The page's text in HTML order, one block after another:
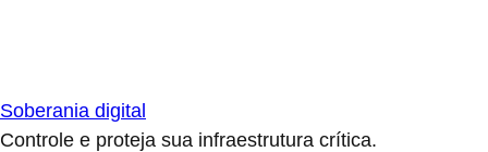
Soberania digital
Controle e proteja sua infraestrutura crítica.